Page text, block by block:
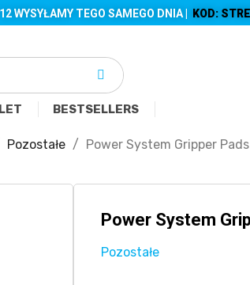
WYSYŁAMY TEGO SAMEGO DNIA | KOD:
BESTSELLERS
Pozostałe Power System Gripper Pads
Power System
Pozostałe